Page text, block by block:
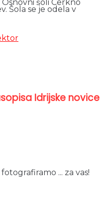
šoli Cerkno
Šola se je odela v
Idrijske novice
... za vas!